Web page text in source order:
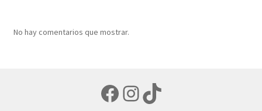
No hay comentarios que mostrar.
Facebook
Instagram
TikTok